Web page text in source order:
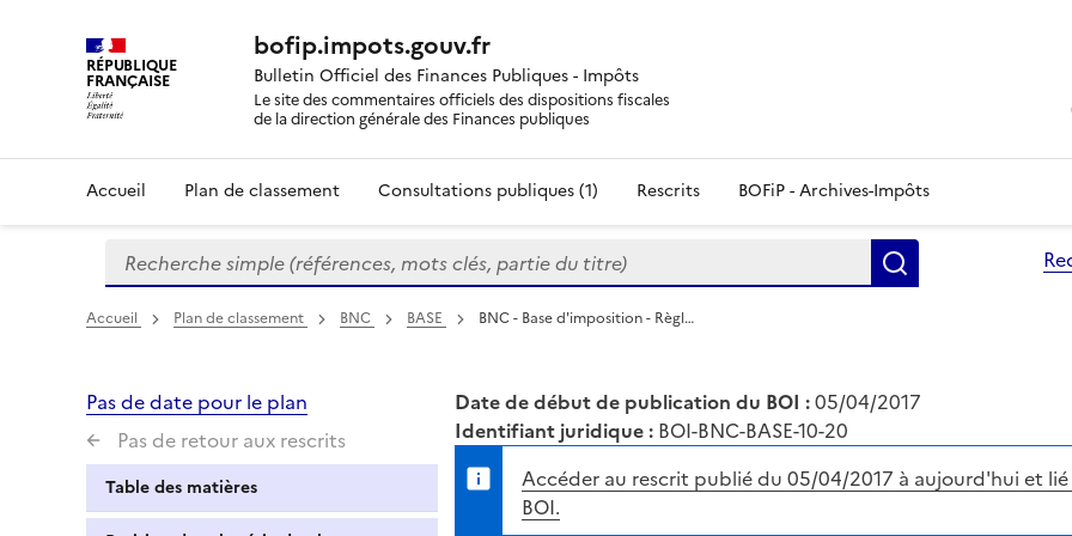
RÉPUBLIQUE
FRANÇAISE
bofip.impots.gouv.fr
Bulletin Officiel des Finances Publiques - Impôts
Le site des commentaires officiels des dispositions fiscales
de la direction générale des Finances publiques
Accueil Plan de classement Consultations publiques (1) Rescrits BOFiP - Archives-Impôts
Formulaire
de
recherche
Recherche simple (références, mots clés, partie du titre)
Accueil Plan de classement BNC BASE BNC - Base d'imposition - Règl…
Pas de date pour le plan
Pas de retour aux rescrits
Table des matières
Date de début de publication du BOI :05/04/2017
Identifiant juridique : BOI-BNC-BASE-10-20
Accéder au rescrit publié du 05/04/2017 à aujourd'hui et lié
BOI.